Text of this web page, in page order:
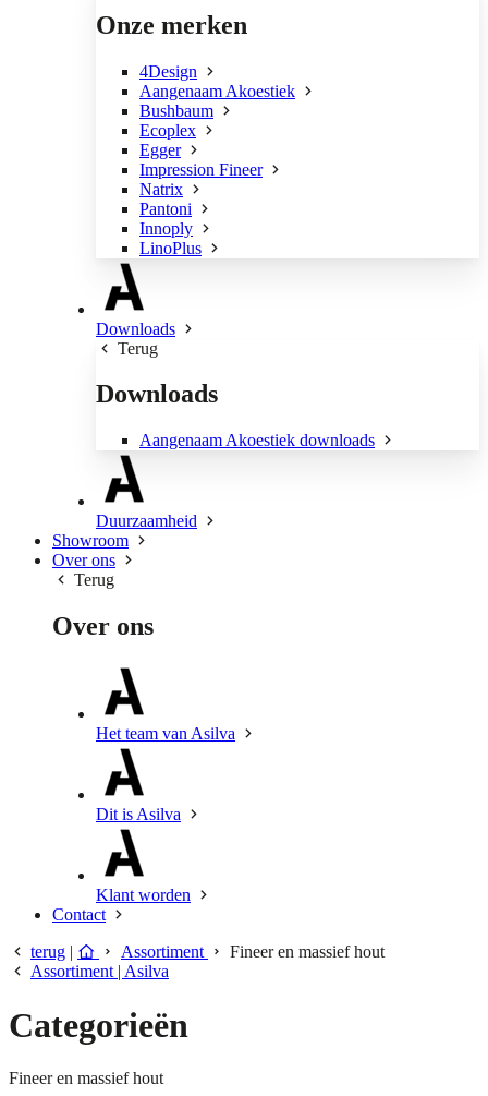
Onze merken
4Design
Aangenaam Akoestiek
Bushbaum
Ecoplex
Egger
Impression Fineer
Natrix
Pantoni
Innoply
LinoPlus
Downloads
Terug
Downloads
Aangenaam Akoestiek downloads
Duurzaamheid
Showroom
Over ons
Terug
Over ons
Het team van Asilva
Dit is Asilva
Klant worden
Contact
terug | Assortiment
Fineer en massief hout
Assortiment | Asilva
Categorieën
Fineer en massief hout